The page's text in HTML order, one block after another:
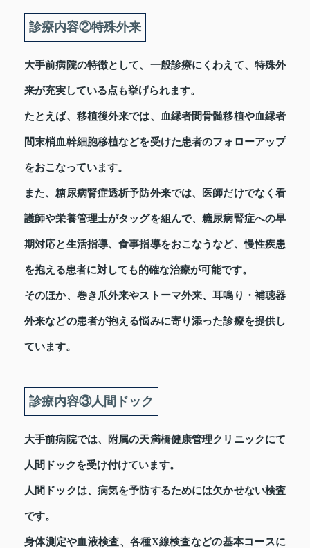
診療内容②特殊外来
大手前病院の特徴として、一般診療にくわえて、特殊外
来が充実している点も挙げられます。
たとえば、移植後外来では、血縁者間骨髄移植や血縁者
間末梢血幹細胞移植などを受けた患者のフォローアップ
をおこなっています。
また、糖尿病腎症透析予防外来では、医師だけでなく看
護師や栄養管理士がタッグを組んで、糖尿病腎症への早
期対応と生活指導、食事指導をおこなうなど、慢性疾患
を抱える患者に対しても的確な治療が可能です。
そのほか、巻き爪外来やストーマ外来、耳鳴り・補聴器
外来などの患者が抱える悩みに寄り添った診療を提供し
ています。
診療内容③人間ドック
大手前病院では、附属の天満橋健康管理クリニックにて
人間ドックを受け付けています。
人間ドックは、病気を予防するためには欠かせない検査
です。
身体測定や血液検査、各種X線検査などの基本コースに